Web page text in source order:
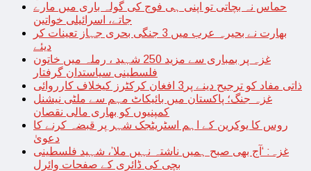
حماس نہ بچاتی تو اپنی ہی فوج کی گولہ باری میں مارے
جاتے، اسرائیلی خواتین
بھارت نے بحیرہ عرب میں 3 جنگی بحری جہاز تعینات کر
دیئے
غزہ پر بمباری سے مزید 250 شہید ، رملہ میں خاتون
فلسطینی سیاستدان گرفتار
ذاتی مفاد کو ترجیح دینے پر3 افغان کرکٹرز کیخلاف کارروائی
غزہ جنگ؛ پاکستان میں بائیکاٹ مہم سے ملٹی نیشنل
کمپنیوں کو بھاری مالی نقصان
روس کا یوکرین کے اہم اسٹریٹجک شہر پر قبضہ کرنے کا
دعویٰ
غزہ: ‘آج بھی صبح ہمیں ناشتہ نہیں ملا’، شہید فلسطینی
بچی کی ڈائری کے صفحات وائرل